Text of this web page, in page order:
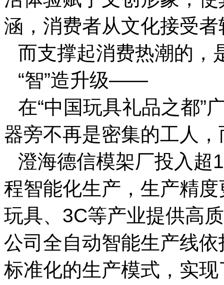
涵，消费者从文化接受
而支撑起消费热潮的，
“智”造升级——
在“中国玩具礼品之都”
器旁不再是密集的工人
澄海德信模架厂投入超
程智能化生产，生产精
玩具、3C等产业提供高
公司全自动智能生产线
标准化的生产模式，实